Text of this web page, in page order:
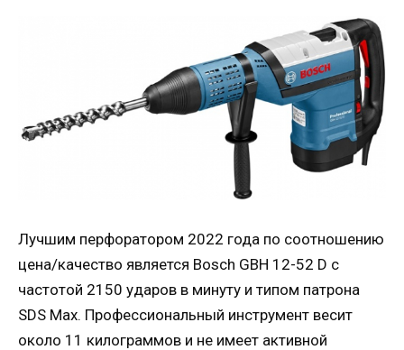
Лучшим перфоратором 2022 года по соотношению
цена/качество является Bosch GBH 12-52 D с
частотой 2150 ударов в минуту и ​​типом патрона
SDS Max. Профессиональный инструмент весит
около 11 килограммов и не имеет активной